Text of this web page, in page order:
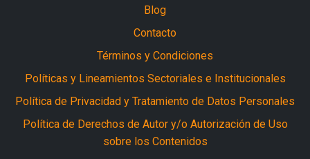
Blog
Contacto
Términos y Condiciones
Políticas y Lineamientos Sectoriales e Institucionales
Política de Privacidad y Tratamiento de Datos Personales
Política de Derechos de Autor y/o Autorización de Uso
sobre los Contenidos